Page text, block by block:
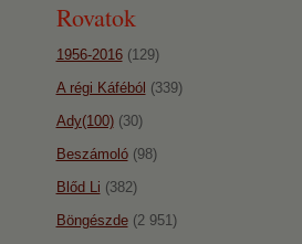
Rovatok
1956-2016(129)
A régi Káféból (339)
Ady(100)(30)
Beszámoló(98)
Blőd Li (382)
Böngészde(2 951)